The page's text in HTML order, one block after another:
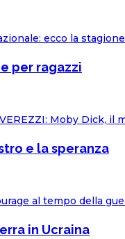
per ragazzi
e la speranza
in Ucraina